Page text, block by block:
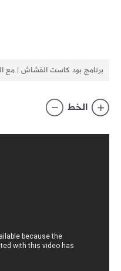
برنامج بود كاست القشاش | مع
الخط